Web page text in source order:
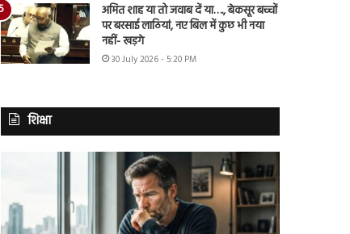
अमित शाह या तो जवाब दें या…., बेकसूर बच्चों
पर बरसाई लाठियां, नए बिल में कुछ भी नया
नहीं- खड़गे
30 July 2026 - 5:20 PM
शिक्षा